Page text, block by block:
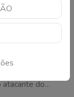
de
atacante do